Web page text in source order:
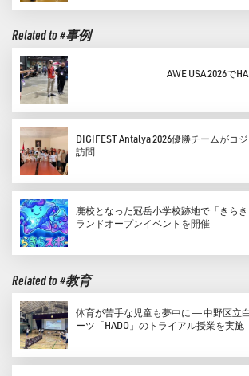
Related to #事例
AWE USA 2026で
DIGIFEST Antalya 2026優勝チームがコ
訪問
廃校となった冠岳小学校跡地で「きら
ランドオープンイベントを開催
Related to #教育
体育が苦手な児童も夢中に ― 中野区立
ーツ「HADO」のトライアル授業を実施